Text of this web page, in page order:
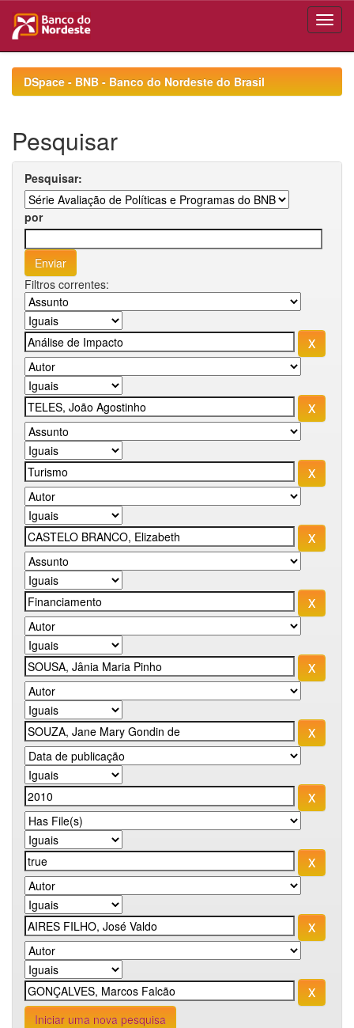
navigationDSpace - BNB - Banco do Nordeste do Brasil
Pesquisar
Pesquisar:
por
Filtros correntes:
Iniciar uma nova pesquisa